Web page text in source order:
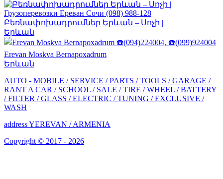
Բեռնափոխադրումներ Երևան – Սոչի |
Երևան
Erevan Moskva Bernapoxadrum
Երևան
AUTO - MOBILE / SERVICE /PARTS /TOOLS /GARAGE /
RANT A CAR / SCHOOL / SALE /TIRE /WHEEL /BATTERY
/FILTER /GLASS /ELECTRIC /TUNING /EXCLUSIVE /
WASH
address YEREVAN / ARMENIA
Copyright © 2017 - 2026